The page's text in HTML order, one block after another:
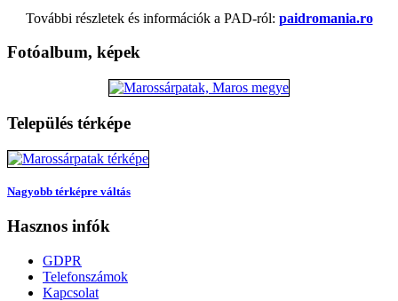
További részletek és információk a PAD-ról: paidromania.ro
Fotóalbum, képek
Település térképe
Nagyobb térképre váltás
Hasznos infók
GDPR
Telefonszámok
Kapcsolat